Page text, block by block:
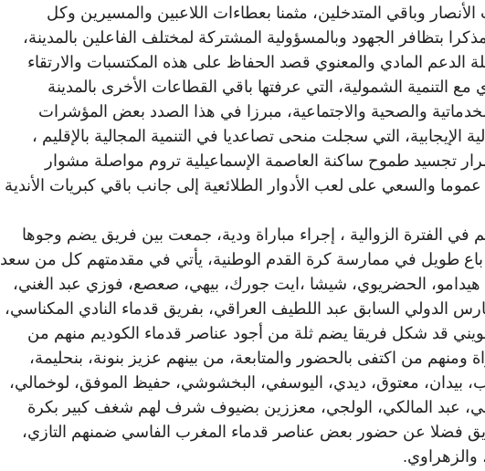
وباقي المتدخلين، مثمنا بعطاءات اللاعبين والمسيرين وكل
بتظافر الجهود وبالمسؤولية المشتركة لمختلف الفاعلين بالمدينة،
الدعم المادي والمعنوي قصد الحفاظ على هذه المكتسبات والارتقاء
مع التنمية الشمولية، التي عرفتها باقي القطاعات الأخرى بالمدينة
والصحية والاجتماعية، مبرزا في هذا الصدد بعض المؤشرات
الإيجابية، التي سجلت منحى تصاعديا في التنمية المجالية بالإقليم ،
تجسيد طموح ساكنة العاصمة الإسماعيلية تروم مواصلة مشوار
عموما والسعي على لعب الأدوار الطلائعية إلى جانب باقي كبريات الأندية
في الفترة الزوالية ، إجراء مباراة ودية، جمعت بين فريق يضم وجوها
باع طويل في ممارسة كرة القدم الوطنية، يأتي في مقدمتهم كل من سعد
هيدامو، الحضريوي، شيشا ،ايت جورك، بيهي، صعصع، فوزي عبد الغني،
الدولي السابق عبد اللطيف العراقي، بفريق قدماء النادي المكناسي،
قد شكل فريقا يضم ثلة من أجود عناصر قدماء الكوديم منهم من
ومنهم من اكتفى بالحضور والمتابعة، من بينهم عزيز بنونة، بنحليمة،
بيدان، معتوق، ديدي، اليوسفي، البخشوشي، حفيظ الموفق، لوخمالي،
عبد المالكي، الولجي، معززين بضيوف شرف لهم شغف كبير بكرة
فضلا عن حضور بعض عناصر قدماء المغرب الفاسي ضمنهم التازي،
والزهراوي.